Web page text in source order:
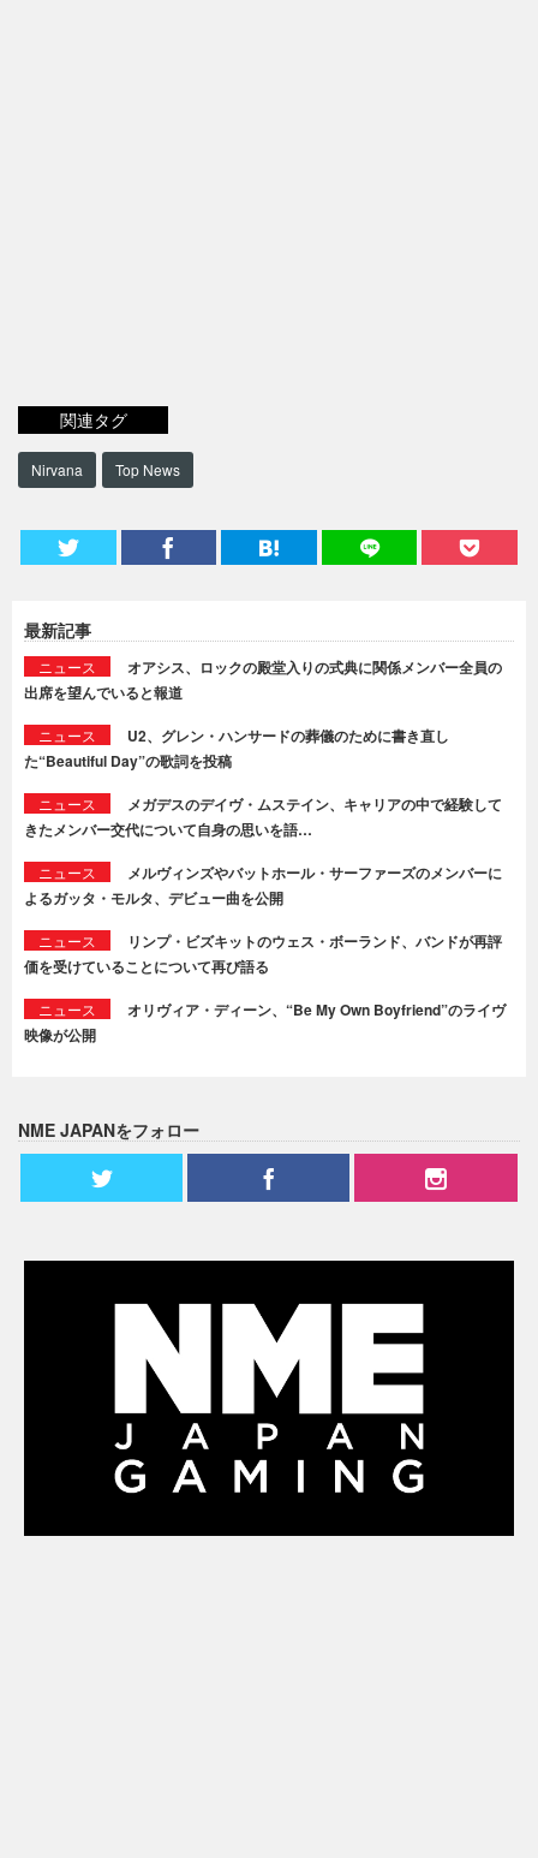
関連タグ
Nirvana Top News
最新記事
ニュース
オアシス、ロックの殿堂入りの式典に関係メンバー全員の
出席を望んでいると報道
ニュース
U2、グレン・ハンサードの葬儀のために書き直し
た“Beautiful Day”の歌詞を投稿
ニュース
メガデスのデイヴ・ムステイン、キャリアの中で経験して
きたメンバー交代について自身の思いを語…
ニュース
メルヴィンズやバットホール・サーファーズのメンバーに
よるガッタ・モルタ、デビュー曲を公開
ニュース
リンプ・ビズキットのウェス・ボーランド、バンドが再評
価を受けていることについて再び語る
ニュース
オリヴィア・ディーン、“Be My Own Boyfriend”のライヴ
映像が公開
NME JAPANをフォロー